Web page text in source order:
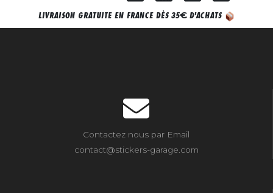
LIVRAISON GRATUITE EN FRANCE DÈS 35€ D'ACHATS
Contactez nous par Email
contact@stickers-garage.com